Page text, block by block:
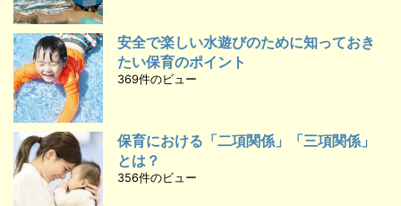
安全で楽しい水遊びのために知っておき
たい保育のポイント
369件のビュー
保育における「二項関係」「三項関係」
とは？
356件のビュー